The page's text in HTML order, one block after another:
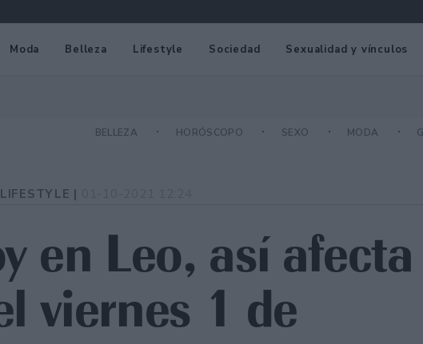
Moda Belleza Lifestyle Sociedad Sexualidad y vínculos
BELLEZA HORÓSCOPO SEXO MODA
LIFESTYLE |
en Leo, así afecta
viernes 1 de